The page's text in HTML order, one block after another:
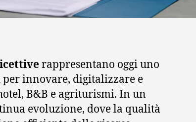
rappresentano oggi uno
innovare, digitalizzare e
B&B e agriturismi. In un
evoluzione, dove la qualità